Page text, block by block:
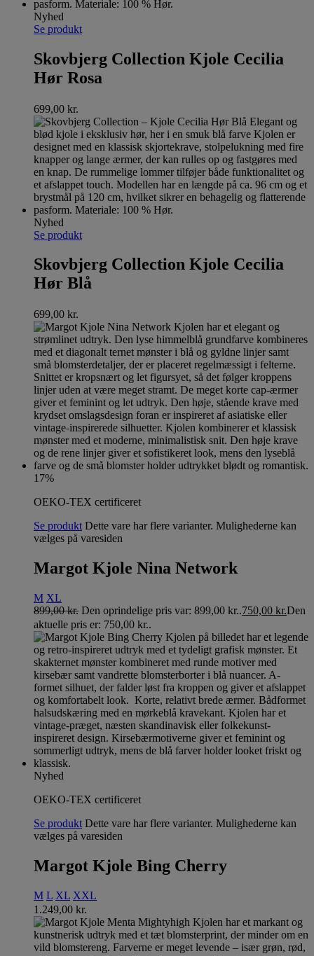
Nyhed
Se produkt
Skovbjerg Collection Kjole Cecilia
Hør Rosa
699,00 kr.
Nyhed
Se produkt
Skovbjerg Collection Kjole Cecilia
Hør Blå
699,00 kr.
17%
OEKO-TEX certificeret
Se produkt Dette vare har flere varianter. Mulighederne kan
vælges på varesiden
Margot Kjole Nina Network
M XL
899,00kr. Den oprindelige pris var: 899,00 kr..750,00 kr.Den
aktuelle pris er: 750,00 kr..
Nyhed
OEKO-TEX certificeret
Se produkt Dette vare har flere varianter. Mulighederne kan
vælges på varesiden
Margot Kjole Bing Cherry
M L XL XXL
1.249,00 kr.